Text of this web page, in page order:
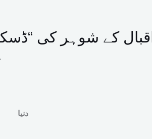
کے شوہر کی
پاکستانی
دنیا